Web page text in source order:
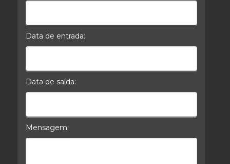
Data de entrada:
Data de saída:
Mensagem: